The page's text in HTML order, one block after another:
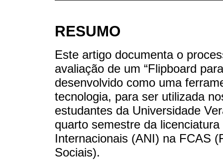
RESUMO
Este artigo documenta o
avaliação de um “Flipboard
desenvolvido como uma
tecnologia, para ser utilizada
estudantes da Universidade
quarto semestre da
Internacionais (ANI) na FCAS
Sociais).